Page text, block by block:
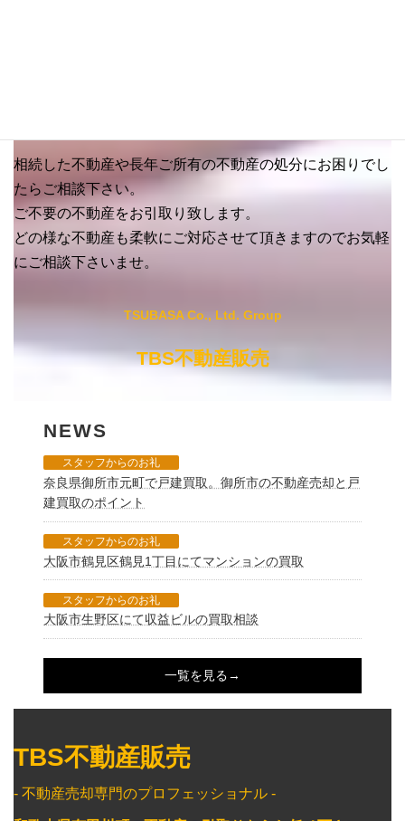
相続した不動産や長年ご所有の不動産の処分にお困りでし
たらご相談下さい。
ご不要の不動産をお引取り致します。
どの様な不動産も柔軟にご対応させて頂きますのでお気軽
にご相談下さいませ。
TSUBASA Co., Ltd. Group
TBS不動産販売
NEWS
スタッフからのお礼
奈良県御所市元町で戸建買取。御所市の不動産売却と戸
建買取のポイント
スタッフからのお礼
大阪市鶴見区鶴見1丁目にてマンションの買取
スタッフからのお礼
大阪市生野区にて収益ビルの買取相談
一覧を見る→
TBS不動産販売
- 不動産売却専門のプロフェッショナル -